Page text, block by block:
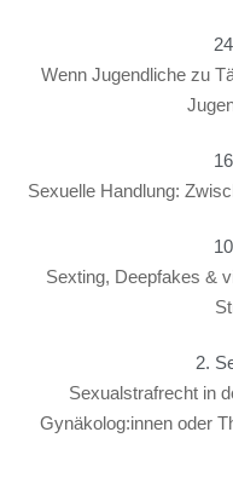
Wenn Jugendliche zu
Sexuelle Handlung:
Sexting, Deepfakes &
2.
Sexualstrafrecht in
Gynäkolog:innen oder